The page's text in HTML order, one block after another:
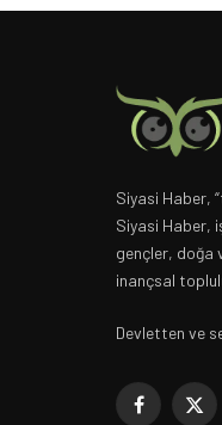
Siyasi Haber,
Siyasi Haber,
gençler, doğa
inançsal
Devletten ve
Facebook
X